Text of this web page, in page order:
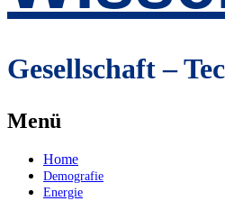
Gesellschaft –
Menü
Zum
Inhalt
springen
Home
Demografie
Energie